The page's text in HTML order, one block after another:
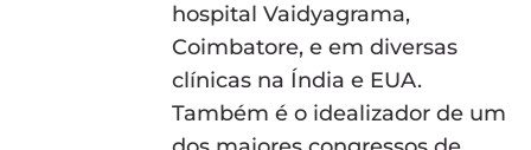
hospital Vaidyagrama,
Coimbatore, e em diversas
clínicas na Índia e EUA.
Também é o idealizador de um